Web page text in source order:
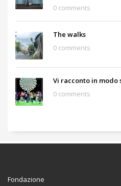
0 comments
The walks
0 comments
Vi racconto in modo
0 comments
Fondazione